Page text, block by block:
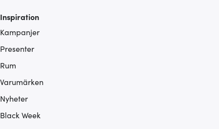
Inspiration
Kampanjer
Presenter
Rum
Varumärken
Nyheter
Black Week